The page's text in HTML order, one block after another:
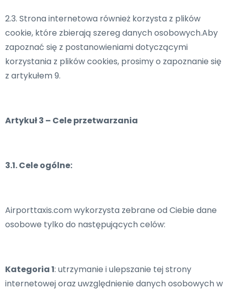
2.3. Strona internetowa również korzysta z plików
cookie, które zbierają szereg danych osobowych.Aby
zapoznać się z postanowieniami dotyczącymi
korzystania z plików cookies, prosimy o zapoznanie się
z artykułem 9.
Artykuł 3 – Cele przetwarzania
3.1. Cele ogólne:
Airporttaxis.com wykorzysta zebrane od Ciebie dane
osobowe tylko do następujących celów:
Kategoria 1: utrzymanie i ulepszanie tej strony
internetowej oraz uwzględnienie danych osobowych w